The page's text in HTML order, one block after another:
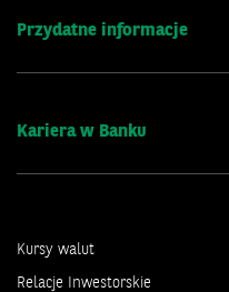
Kursy walut
Relacje Inwestorskie
Przydatne informacje
Kariera w Banku